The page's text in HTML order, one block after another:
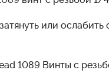
или
1089 Винты с